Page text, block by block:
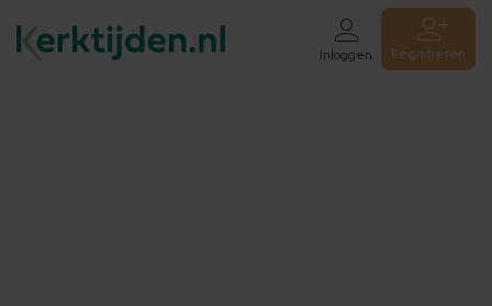
Inloggen Registreren